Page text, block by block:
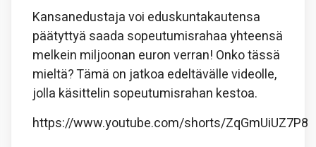
Kansanedustaja voi eduskuntakautensa
päätyttyä saada sopeutumisrahaa yhteensä
melkein miljoonan euron verran! Onko tässä
mieltä? Tämä on jatkoa edeltävälle videolle,
jolla käsittelin sopeutumisrahan kestoa.
https://www.youtube.com/shorts/ZqGmUiUZ7P8